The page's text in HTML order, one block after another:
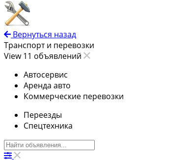
Вернуться назад
Транспорт и перевозки
View 11 объявлений
Автосервис
Аренда авто
Коммерческие перевозки
Переезды
Спецтехника